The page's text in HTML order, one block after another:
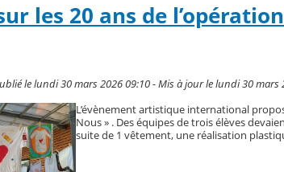
les 20 ans de
le lundi 30 mars 2026 09:10 - Mis à jour le lundi 30 mars
L’évènement artistique international
Nous » . Des équipes de trois élèves
suite de 1 vêtement, une réalisation